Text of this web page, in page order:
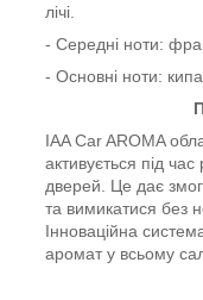
лічі.
- Середні ноти:
- Основні ноти:
IAA Car AROMA
активується під
дверей. Це дає
та вимикатися без
Інноваційна
аромат у всьому